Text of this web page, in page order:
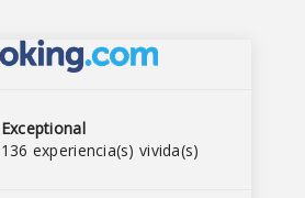
Exceptional
136 experiencia(s) vivida(s)